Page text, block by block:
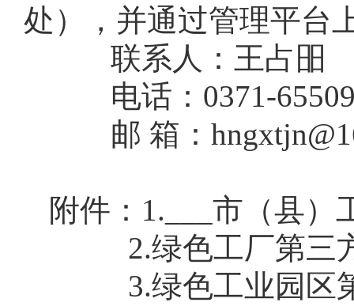
处），并通过管理平台
联系人：王占昍
电话：0371-
邮 箱：
附件：1.___市（县
2.绿色工厂第三
3.绿色工业园区第